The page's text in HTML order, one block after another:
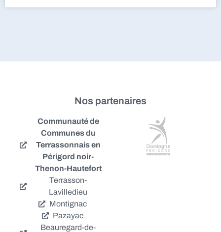
Nos partenaires
Communauté de
Communes du
Terrassonnais en
Périgord noir-
Thenon-Hautefort
Terrasson-
Lavilledieu
Montignac
Pazayac
Beauregard-de-